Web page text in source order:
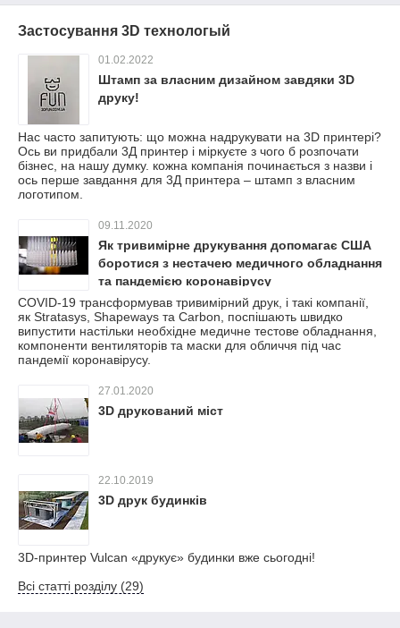
Застосування 3D технологый
01.02.2022
Штамп за власним дизайном завдяки 3D
друку!
Нас часто запитують: що можна надрукувати на 3D принтері?
Ось ви придбали 3Д принтер і міркуєте з чого б розпочати
бізнес, на нашу думку. кожна компанія починається з назви і
ось перше завдання для 3Д принтера – штамп з власним
логотипом.
09.11.2020
Як тривимірне друкування допомагає США
боротися з нестачею медичного обладнання
та пандемією коронавірусу
COVID-19 трансформував тривимірний друк, і такі компанії,
як Stratasys, Shapeways та Carbon, поспішають швидко
випустити настільки необхідне медичне тестове обладнання,
компоненти вентиляторів та маски для обличчя під час
пандемії коронавірусу.
27.01.2020
3D друкований міст
22.10.2019
3D друк будинків
3D-принтер Vulcan «друкує» будинки вже сьогодні!
Всі статті розділу (29)